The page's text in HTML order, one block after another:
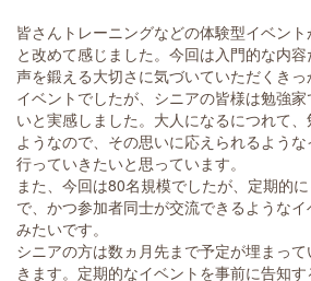
皆さんトレーニングなどの体験型イベント
と改めて感じました。今回は入門的な内
声を鍛える大切さに気づいていただくき
イベントでしたが、シニアの皆様は勉強
いと実感しました。大人になるにつれて
ようなので、その思いに応えられるよう
行っていきたいと思っています。
また、今回は80名規模でしたが、定期的
で、かつ参加者同士が交流できるような
みたいです。
シニアの方は数ヵ月先まで予定が埋まっ
きます。定期的なイベントを事前に告知